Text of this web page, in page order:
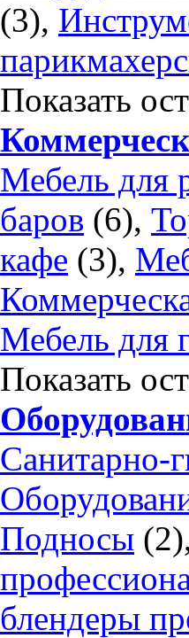
(3),
Показать
Мебель для
баров (6),
кафе (3),
Мебель для
Показать
Санитарно-
Подносы
блендеры